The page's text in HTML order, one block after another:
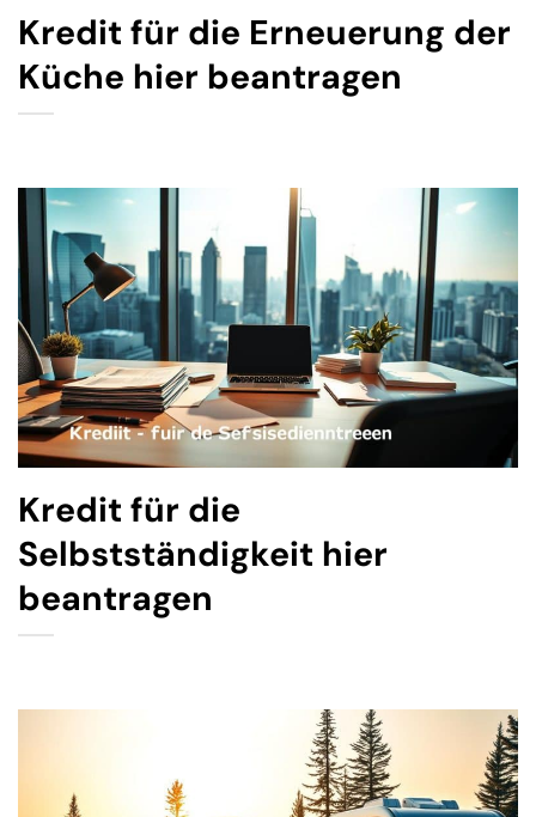
Kredit für die Erneuerung der
Küche hier beantragen
Kredit für die
Selbstständigkeit hier
beantragen